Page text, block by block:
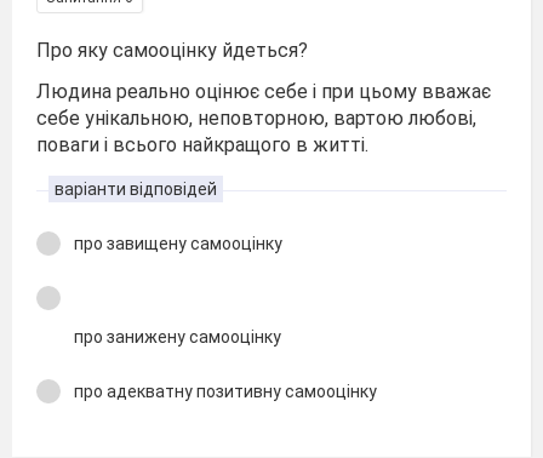
Про яку самооцінку йдеться?
Людина реально оцінює себе і при цьому вважає
себе унікальною, неповторною, вартою любові,
поваги і всього найкращого в житті.
варіанти відповідей
про завищену самооцінку
про занижену самооцінку
про адекватну позитивну самооцінку